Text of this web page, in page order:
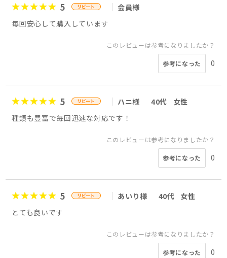
5
会員様
毎回安心して購入しています
このレビューは参考になりましたか？
参考になった 0
5 ハニ様 40代
女性
種類も豊富で毎回迅速な対応です！
このレビューは参考になりましたか？
参考になった 0
5 あいり様 40代
女性
とても良いです
このレビューは参考になりましたか？
参考になった 0